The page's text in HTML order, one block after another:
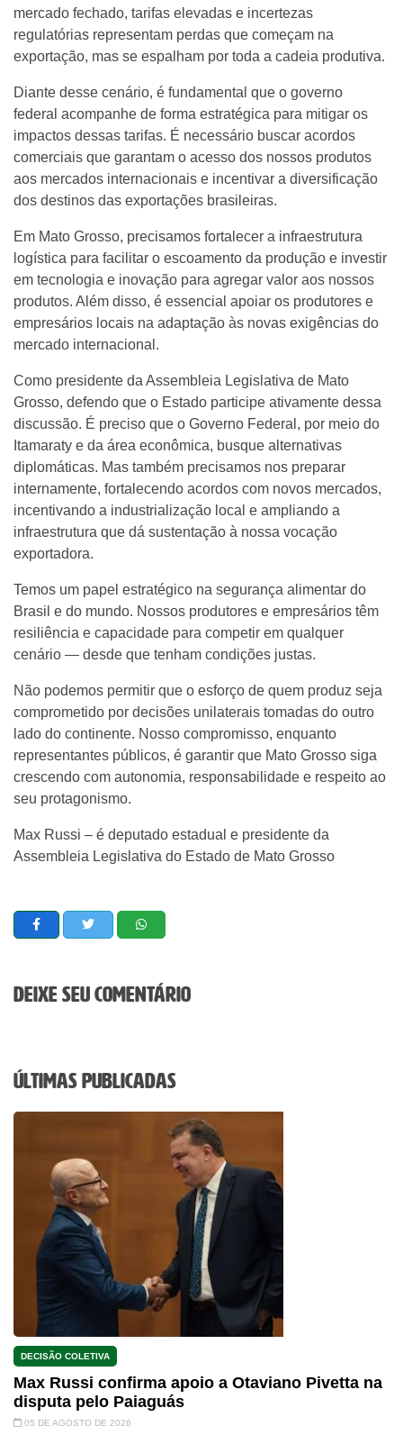
mercado fechado, tarifas elevadas e incertezas
regulatórias representam perdas que começam na
exportação, mas se espalham por toda a cadeia produtiva.
Diante desse cenário, é fundamental que o governo
federal acompanhe de forma estratégica para mitigar os
impactos dessas tarifas. É necessário buscar acordos
comerciais que garantam o acesso dos nossos produtos
aos mercados internacionais e incentivar a diversificação
dos destinos das exportações brasileiras.
Em Mato Grosso, precisamos fortalecer a infraestrutura
logística para facilitar o escoamento da produção e investir
em tecnologia e inovação para agregar valor aos nossos
produtos. Além disso, é essencial apoiar os produtores e
empresários locais na adaptação às novas exigências do
mercado internacional.
Como presidente da Assembleia Legislativa de Mato
Grosso, defendo que o Estado participe ativamente dessa
discussão. É preciso que o Governo Federal, por meio do
Itamaraty e da área econômica, busque alternativas
diplomáticas. Mas também precisamos nos preparar
internamente, fortalecendo acordos com novos mercados,
incentivando a industrialização local e ampliando a
infraestrutura que dá sustentação à nossa vocação
exportadora.
Temos um papel estratégico na segurança alimentar do
Brasil e do mundo. Nossos produtores e empresários têm
resiliência e capacidade para competir em qualquer
cenário — desde que tenham condições justas.
Não podemos permitir que o esforço de quem produz seja
comprometido por decisões unilaterais tomadas do outro
lado do continente. Nosso compromisso, enquanto
representantes públicos, é garantir que Mato Grosso siga
crescendo com autonomia, responsabilidade e respeito ao
seu protagonismo.
Max Russi – é deputado estadual e presidente da
Assembleia Legislativa do Estado de Mato Grosso
Deixe seu comentário
Últimas Publicadas
DECISÃO COLETIVA
Max Russi confirma apoio a Otaviano Pivetta na
disputa pelo Paiaguás
05 DE AGOSTO DE 2026